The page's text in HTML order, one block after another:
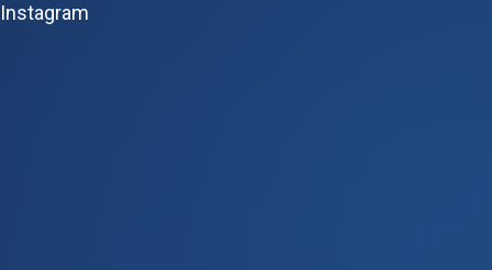
Instagram